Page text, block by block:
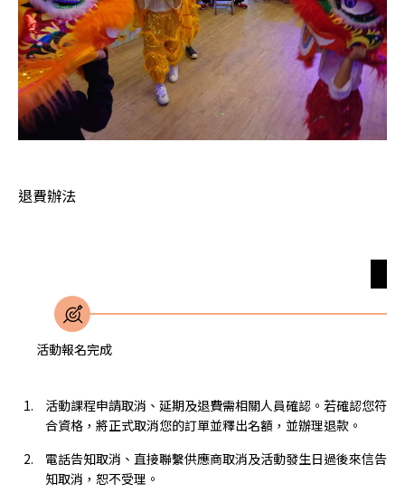
退費辦法
活動報名完成
活動課程申請取消、延期及退費需相關人員確認。若確認您符
合資格，將正式取消您的訂單並釋出名額，並辦理退款。
電話告知取消、直接聯繫供應商取消及活動發生日過後來信告
知取消，恕不受理。